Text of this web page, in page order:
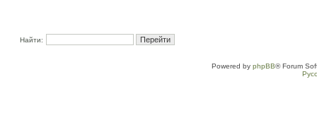
Найти:
Powered by phpBB® Forum